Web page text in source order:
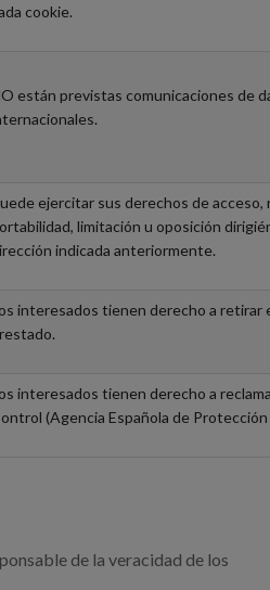
cookie.
están previstas comunicaciones de
ejercitar sus derechos de
limitación u oposición
indicada anteriormente.
interesados tienen derecho a retirar
interesados tienen derecho a
(Agencia Española de
de la veracidad de los